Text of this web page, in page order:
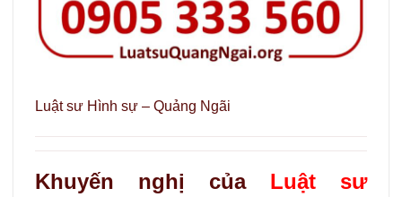
Luật sư Hình sự – Quảng Ngãi
Khuyến nghị của Luật sư